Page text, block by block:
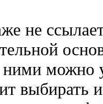
не
ними
выбирать